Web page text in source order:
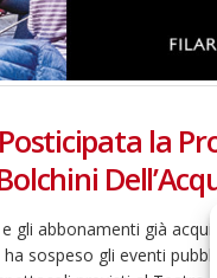
la
gli abbonamenti già
sospeso gli eventi